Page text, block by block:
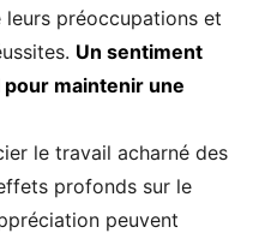
préoccupations et
Un sentiment
maintenir une
le travail acharné des
profonds sur le
peuvent